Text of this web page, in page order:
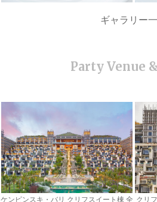
ギャラリー
ケンピンスキ・バリ クリフスイート棟 全 クリ